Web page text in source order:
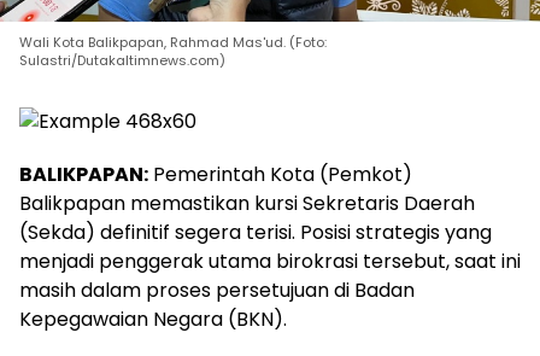
Wali Kota Balikpapan, Rahmad Mas'ud. (Foto:
Sulastri/Dutakaltimnews.com)
BALIKPAPAN: Pemerintah Kota (Pemkot)
Balikpapan memastikan kursi Sekretaris Daerah
(Sekda) definitif segera terisi. Posisi strategis yang
menjadi penggerak utama birokrasi tersebut, saat ini
masih dalam proses persetujuan di Badan
Kepegawaian Negara (BKN).